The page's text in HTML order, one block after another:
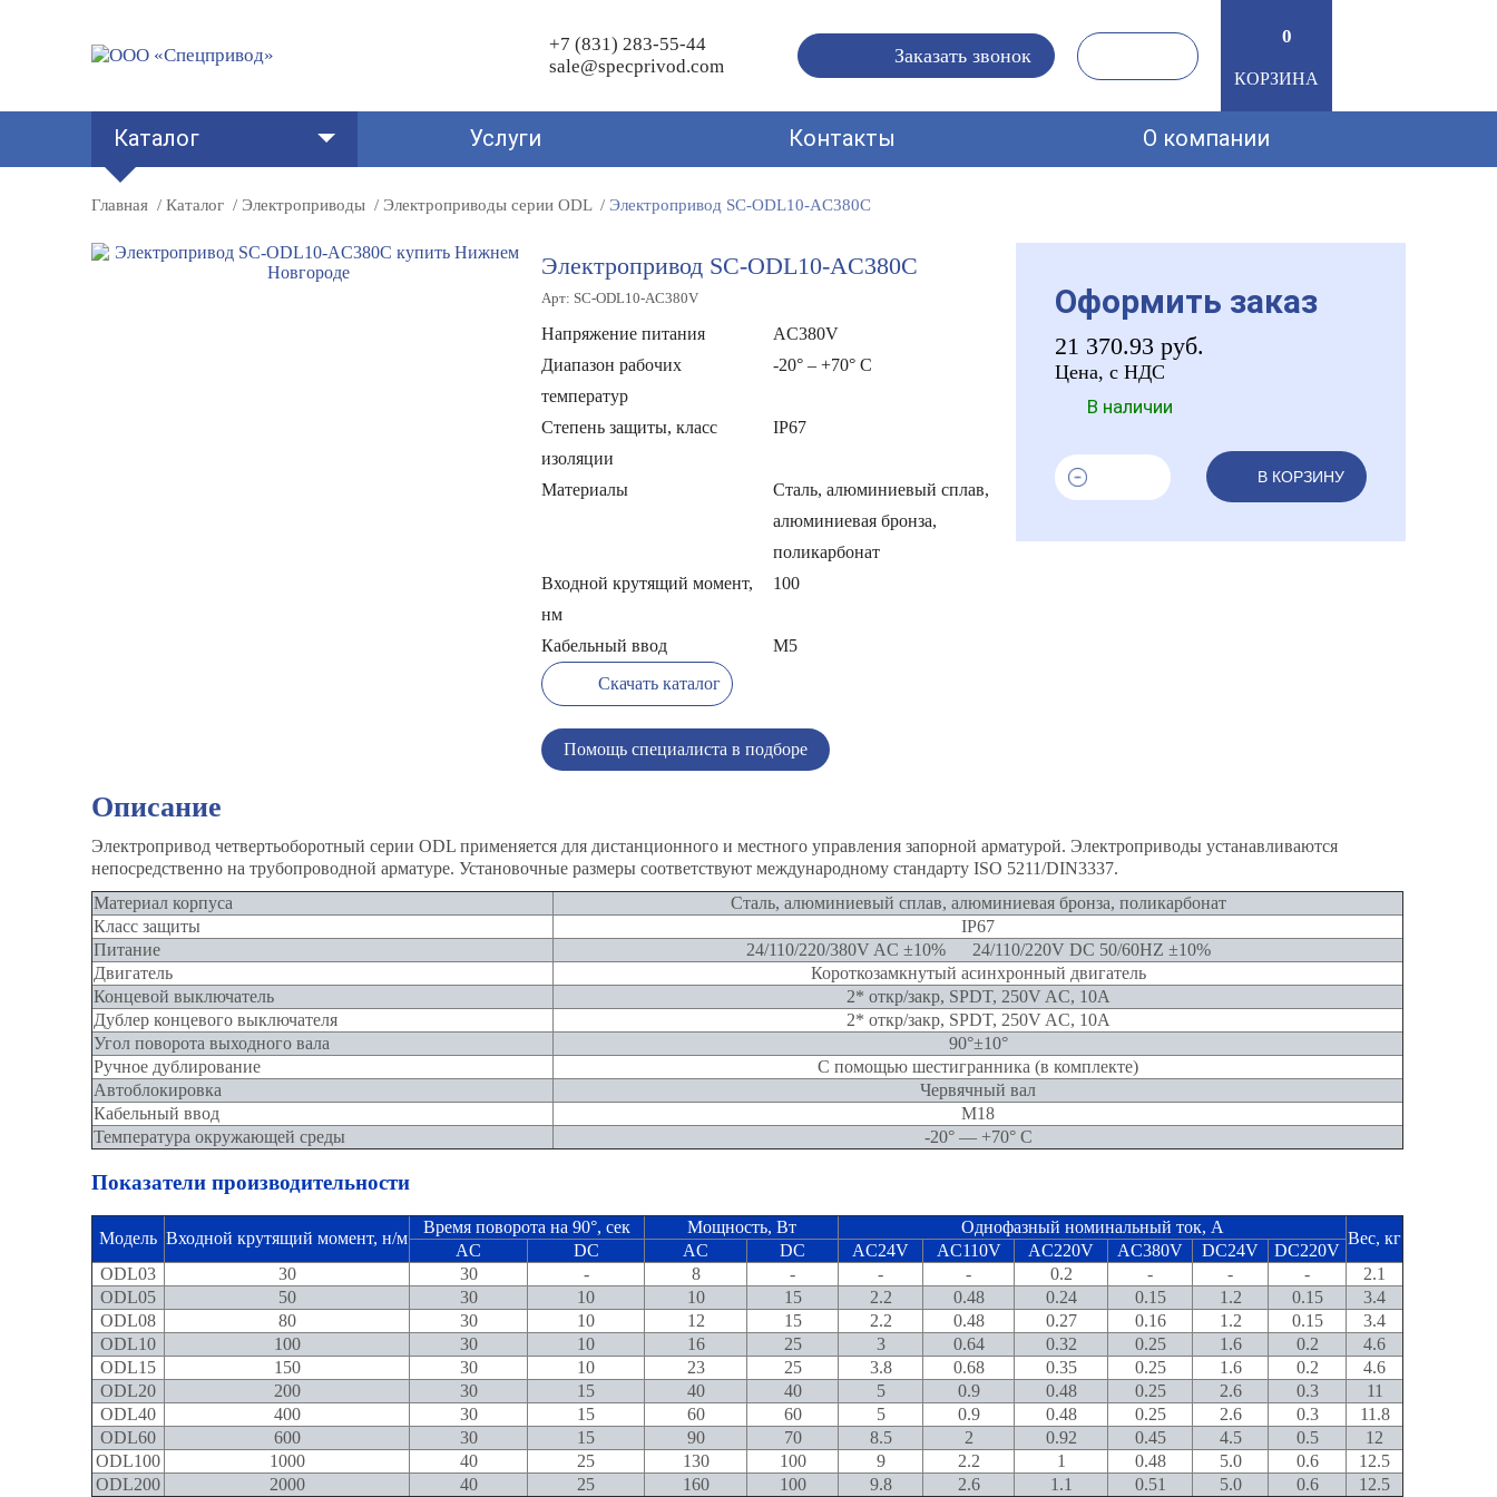
+7 (831) 283-55-44
sale@specprivod.com
Заказать звонок
0
0
КОРЗИНА
Каталог Услуги Контакты О компании
Главная Каталог Электроприводы Электроприводы серии ODL Электропривод SC-ODL10-AC380C
Электропривод SC-ODL10-AC380C
Арт: SC-ODL10-AC380V
Напряжение питания
AC380V
Диапазон рабочих
температур
-20° – +70° C
Степень защиты, класс
изоляции
IP67
Материалы
Сталь, алюминиевый сплав,
алюминиевая бронза,
поликарбонат
Входной крутящий момент,
нм
100
Кабельный ввод
M5
Скачать каталог
Помощь специалиста в подборе
Оформить заказ
21 370.93 руб.
Цена, с НДС
В наличии
В КОРЗИНУ
Описание
Электропривод четвертьоборотный серии ODL применяется для дистанционного и местного управления запорной арматурой. Электроприводы устанавливаются
непосредственно на трубопроводной арматуре. Установочные размеры соответствуют международному стандарту ISO 5211/DIN3337.
Материал корпуса
Сталь, алюминиевый сплав, алюминиевая бронза, поликарбонат
Класс защиты
IP67
Питание
24/110/220/380V AC ±10% 24/110/220V DC 50/60HZ ±10%
Двигатель
Короткозамкнутый асинхронный двигатель
Концевой выключатель
2* откр/закр, SPDT, 250V AC, 10A
Дублер концевого выключателя
2* откр/закр, SPDT, 250V AC, 10A
Угол поворота выходного вала
90°±10°
Ручное дублирование
С помощью шестигранника (в комплекте)
Автоблокировка
Червячный вал
Кабельный ввод
М18
Температура окружающей среды
-20° — +70° C
Показатели производительности
Модель Входной крутящий момент, н/м
Время поворота на 90°, сек Мощность, Вт Однофазный номинальный ток, А
Вес, кг
AC DC AC DC AC24V AC110V AC220V AC380V DC24V
DC220V
ODL03
30 30 - 8 - - - 0.2 - - -
2.1
ODL05
50 30 10 10 15 2.2 0.48 0.24 0.15 1.2 0.15
3.4
ODL08
80 30 10 12 15 2.2 0.48 0.27 0.16 1.2 0.15
3.4
ODL10
100 30 10 16 25 3 0.64 0.32 0.25 1.6 0.2
4.6
ODL15
150 30 10 23 25 3.8 0.68 0.35 0.25 1.6 0.2
4.6
ODL20
200 30 15 40 40 5 0.9 0.48 0.25 2.6 0.3
11
ODL40
400 30 15 60 60 5 0.9 0.48 0.25 2.6 0.3
11.8
ODL60
600 30 15 90 70 8.5 2 0.92 0.45 4.5 0.5
12
ODL100
1000 40 25 130 100 9 2.2 1 0.48 5.0 0.6
12.5
ODL200
2000 40 25 160 100 9.8 2.6 1.1 0.51 5.0 0.6 12.5